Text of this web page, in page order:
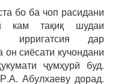
бо ба чоп расидани
кам тақиқ шудаи
ирригатсия дар
он сиёсати кучондани
ҷумҳурӣ буд.
Абулхаеву дорад.